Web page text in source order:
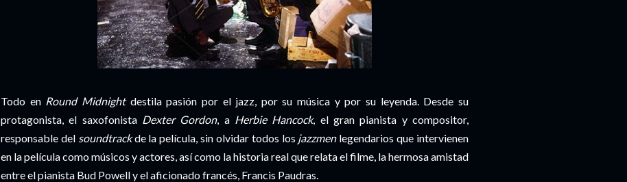
Todo en Round Midnightdestila pasión por el jazz, por su música y por su leyenda. Desde su
protagonista, el saxofonista Dexter Gordon, a Herbie Hancock, el gran pianista y compositor,
responsable del soundtrackde la película, sin olvidar todos los jazzmenlegendarios que intervienen
en la película como músicos y actores, así como la historia real que relata el filme, la hermosa amistad
entre el pianista Bud Powell y el aficionado francés, Francis Paudras.